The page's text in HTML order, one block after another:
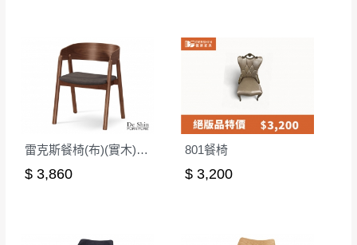
（可於LINE線上詢問 →
@dershin
加收說明
貨。
由於透過電腦螢幕選購商品，可能會因個人
電腦螢幕的設定色差或解析度等因素， 與實
際商品的顏色、質感稍有不同，如因此而需
退換貨，
需自付來回運費及人資成本，請您
訂購前詳加確認。(包含商品尺寸是否合適)。
訂購前請確認商品尺寸，大型物件因為人工
非因本公司問題而需退換貨，請於收到貨7日
雷克斯餐椅(布)(實木)(MI-744-1)
$ 3,860
801餐椅
$ 3,200